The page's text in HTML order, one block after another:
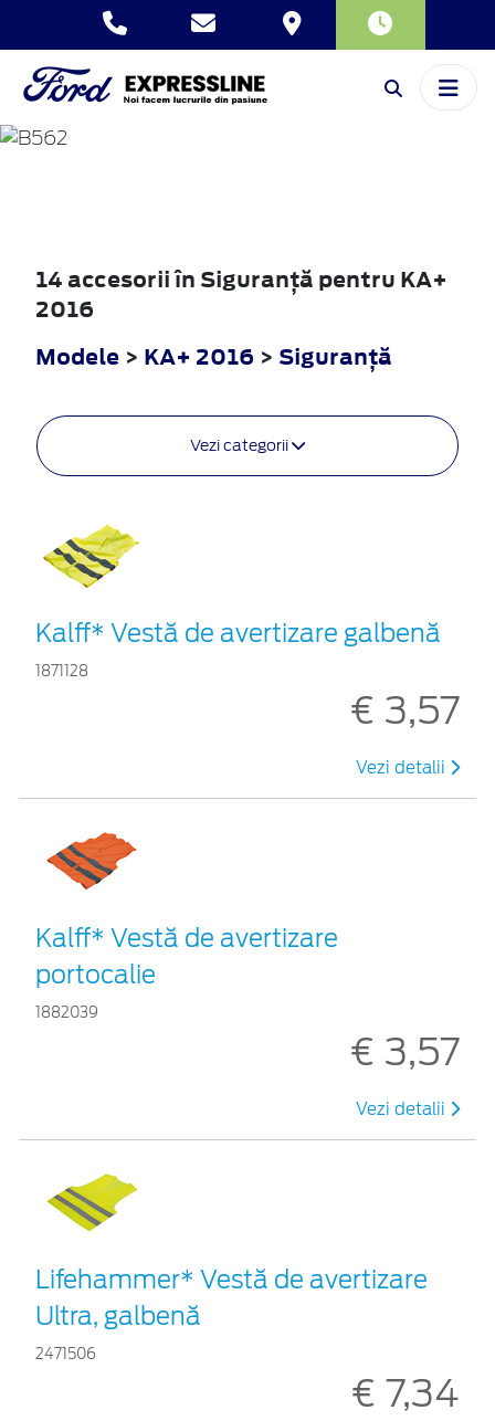
KA+
14 accesorii în Siguranţă pentru KA+
2016
Modele > KA+ 2016 > Siguranţă
Vezi categorii
Kalff* Vestă de avertizare galbenă
1871128
€ 3,57
Vezi detalii
Kalff* Vestă de avertizare
portocalie
1882039
€ 3,57
Vezi detalii
Lifehammer* Vestă de avertizare
Ultra, galbenă
2471506
€ 7,34